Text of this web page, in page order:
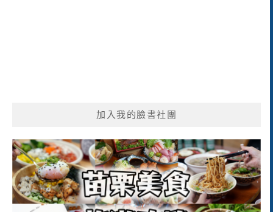
加入我的臉書社團